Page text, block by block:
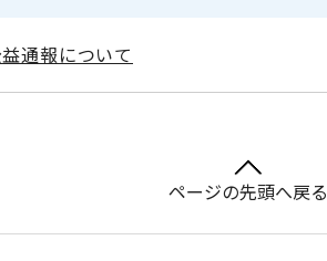
通報について
ページの先頭へ戻る